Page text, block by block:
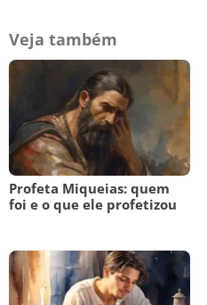
Veja também
Profeta Miqueias: quem
foi e o que ele profetizou